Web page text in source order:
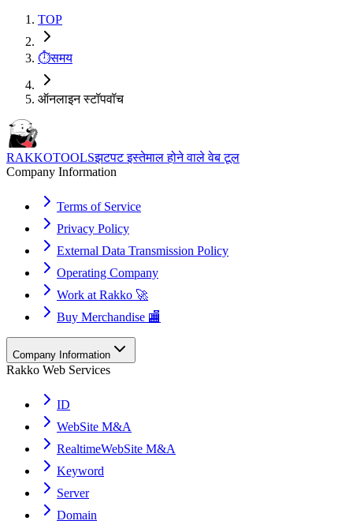
TOP
⏱️समय
ऑनलाइन स्टॉपवॉच
RAKKOTOOLSझटपट इस्तेमाल होने वाले वेब टूल
Company Information
Terms of Service
Privacy Policy
External Data Transmission Policy
Operating Company
Work at Rakko 🚀
Buy Merchandise 🏬
Company Information
Rakko Web Services
ID
WebSite M&A
RealtimeWebSite M&A
Keyword
Server
Domain